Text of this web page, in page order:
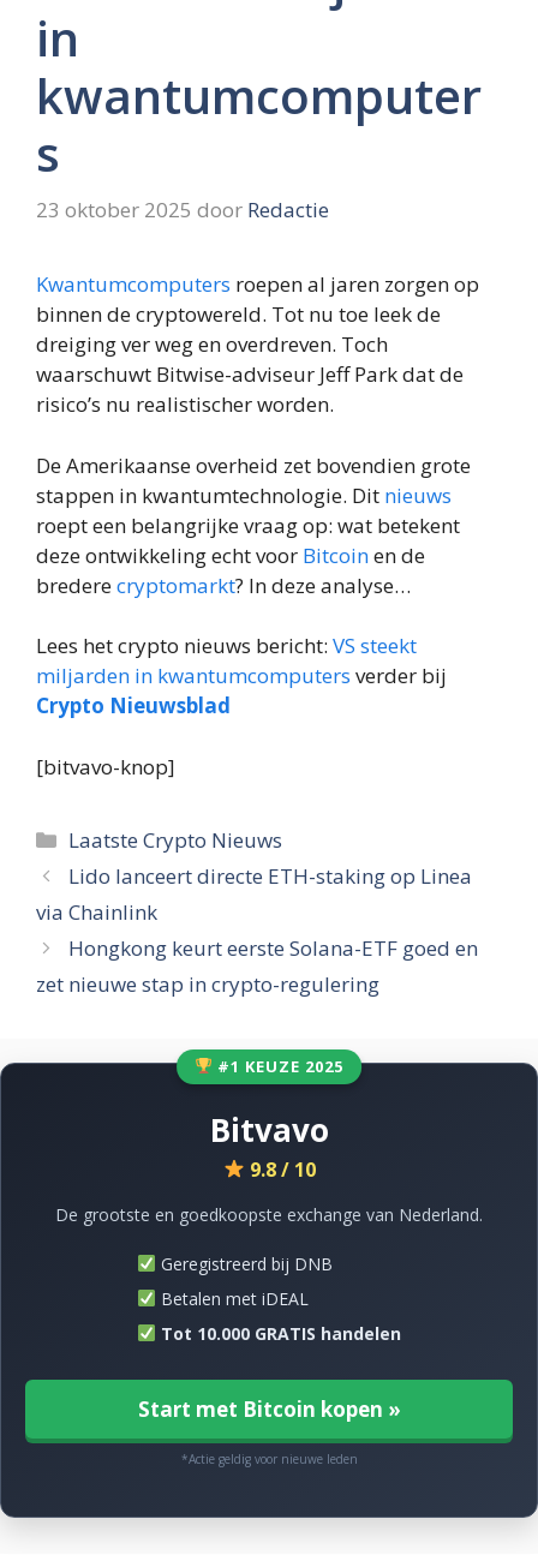
in
kwantumcomputer
s
23 oktober 2025 door Redactie
Kwantumcomputers roepen al jaren zorgen op
binnen de cryptowereld. Tot nu toe leek de
dreiging ver weg en overdreven. Toch
waarschuwt Bitwise-adviseur Jeff Park dat de
risico’s nu realistischer worden.
De Amerikaanse overheid zet bovendien grote
stappen in kwantumtechnologie. Dit nieuws
roept een belangrijke vraag op: wat betekent
deze ontwikkeling echt voor Bitcoinen de
brederecryptomarkt? In deze analyse…
Lees het crypto nieuws bericht: VS steekt
miljarden in kwantumcomputers verder bij
Crypto Nieuwsblad
[bitvavo-knop]
Categorieën
Laatste Crypto Nieuws
Lido lanceert directe ETH-staking op Linea
via Chainlink
Hongkong keurt eerste Solana-ETF goed en
zet nieuwe stap in crypto-regulering
#1 KEUZE 2025
Bitvavo
9.8 / 10
De grootste en goedkoopste exchange van Nederland.
Geregistreerd bij DNB
Betalen met iDEAL
Tot 10.000 GRATIS handelen
Start met Bitcoin kopen »
*Actie geldig voor nieuwe leden